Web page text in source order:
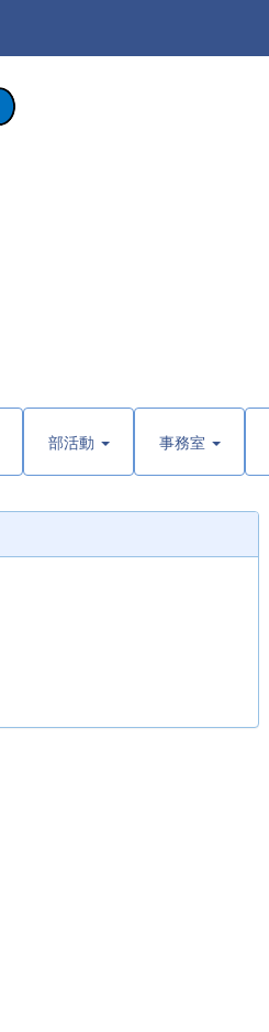
部活動 事務室